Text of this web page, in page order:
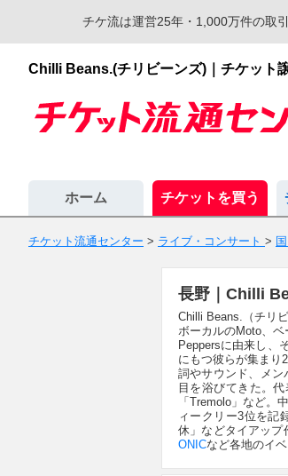
チケ流は運営25年・1,000万件の取
Chilli Beans.(チリビーンズ)｜チケット
ホーム チケットを買う
チケット流通センター > ライブ・コンサート >
長野｜Chilli
Chilli Beans.（チリ
ボーカルのMoto、
Peppersに由来し、
にもつ彼らが集まり
詞やサウンド、メン
目を浴びてきた。
「Tremolo」など。
ィークリー3位を記
休」などタイアップ
ONICなど各地のイ